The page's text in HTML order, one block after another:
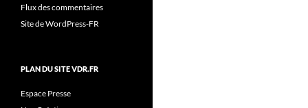
Flux des commentaires
Site de WordPress-FR
PLAN DU SITE VDR.FR
Espace Presse